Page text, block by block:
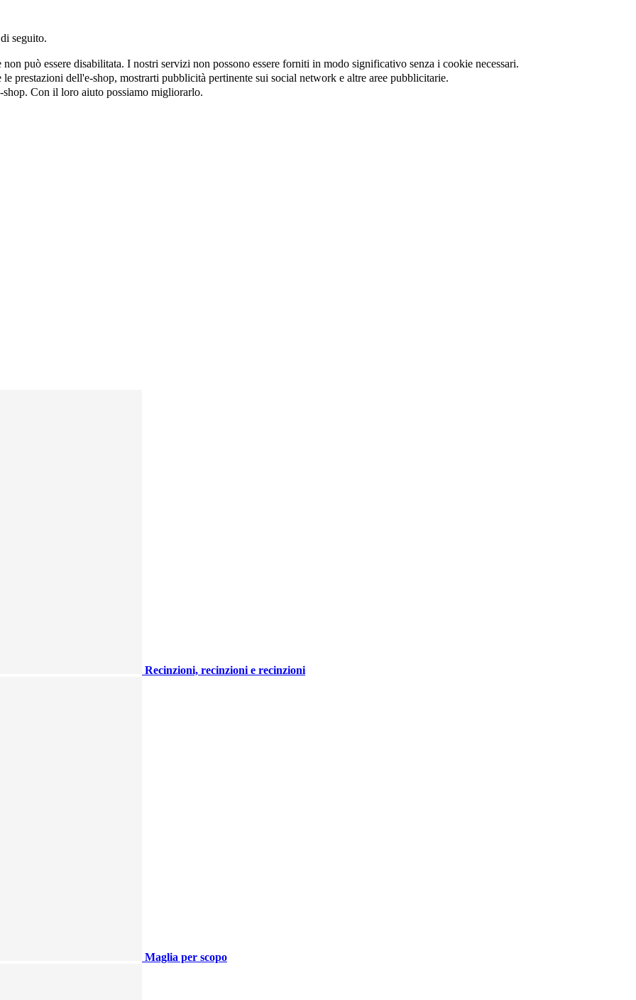
seguito.
non può essere disabilitata. I nostri servizi non possono essere forniti in modo significativo senza i cookie necessari.
prestazioni dell'e-shop, mostrarti pubblicità pertinente sui social network e altre aree pubblicitarie.
Con il loro aiuto possiamo migliorarlo.
Recinzioni, recinzioni e recinzioni
Maglia per scopo